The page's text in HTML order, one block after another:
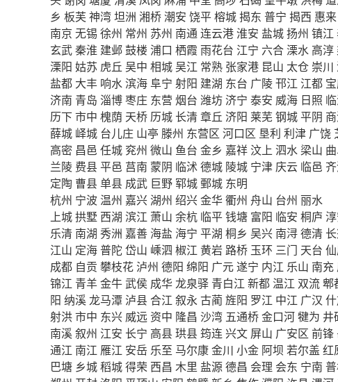
乡 板芙 神湾坦洲 湘桥潮安 饶平榕城揭东 普宁 揭西 惠来
南京 无锡 徐州 常州 苏州 南通连云港淮安 盐城扬州 镇江
玄武秦淮 建邺鼓楼 浦口 栖霞 雨花台 江宁 六合 溧水 高淳
溧阳 姑苏 虎丘 吴中 相城吴江 常熟 张家港 昆山 太仓 崇川
盐都 大丰 响水滨海阜宁 射阳 建湖 东台 广陵邗江 江都
济南 青岛 淄博枣庄 东营 烟台 潍坊济宁 泰安 威海 日照
历下市中 槐荫 天桥 历城 长清章丘 济阳 莱芜钢城平阴
薛城 峄城 台儿庄 山亭 滕州 东营区 河口区 垦利 利津 广饶
高密 昌邑 任城 兖州 微山 鱼台 金乡 嘉祥 汶上 泗水 梁山
兰陵 费县平邑 莒南 蒙阴 临沭德城 陵城 宁津 庆云 临邑
定陶 曹县单县 成武 巨野 郓城 鄄城 东明
杭州 宁波 温州 嘉兴湖州 绍兴金华衢州 舟山 台州 丽水
上城拱墅 西湖 滨江 萧山 余杭 临平钱塘 富阳 临安 桐庐
乐清 南湖 秀洲 嘉善 海盐 海宁 平湖 桐乡 吴兴 南浔德清
江山 定海普陀 岱山 嵊泗 椒江 黄岩 路桥 玉环 三门 天台
成都 自贡 攀枝花 泸州 德阳 绵阳 广元遂宁 内江 乐山 南充
锦江 青羊金牛武侯 成华龙泉驿 青白江 新都 温江 双流郫
阳 纳溪龙马潭 泸县合江 叙永古蔺旌阳 罗江 中江 广汉
射洪市中 东兴 威远 资中 隆昌 沙湾 五通桥金口河犍为 井
南溪叙州 江安 长宁 高县珙县筠连兴文 屏山 广安区 前锋
通江 南江 雁江 安岳 乐至 马尔康金川 小金 阿坝 若尔盖 红
巴塘 乡城稻城得荣 西昌 木里 盐源德昌 会理 会东 宁南